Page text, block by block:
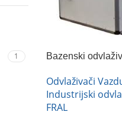
1
Bazenski
Odvlaživači
Industrijski
FRAL